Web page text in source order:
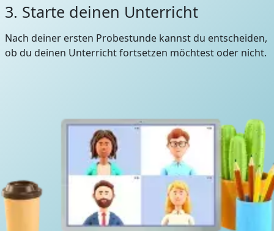
3. Starte deinen Unterricht
Nach deiner ersten Probestunde kannst du entscheiden,
ob du deinen Unterricht fortsetzen möchtest oder nicht.